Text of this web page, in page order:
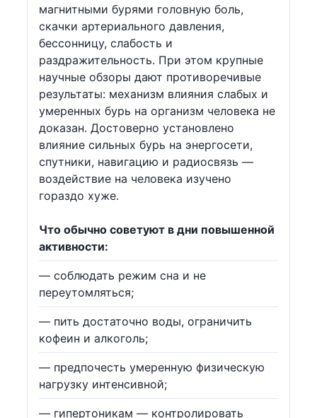
магнитными бурями головную боль,
скачки артериального давления,
бессонницу, слабость и
раздражительность. При этом крупные
научные обзоры дают противоречивые
результаты: механизм влияния слабых и
умеренных бурь на организм человека не
доказан. Достоверно установлено
влияние сильных бурь на энергосети,
спутники, навигацию и радиосвязь —
воздействие на человека изучено
гораздо хуже.
Что обычно советуют в дни повышенной
активности:
— соблюдать режим сна и не
переутомляться;
— пить достаточно воды, ограничить
кофеин и алкоголь;
— предпочесть умеренную физическую
нагрузку интенсивной;
— гипертоникам — контролировать